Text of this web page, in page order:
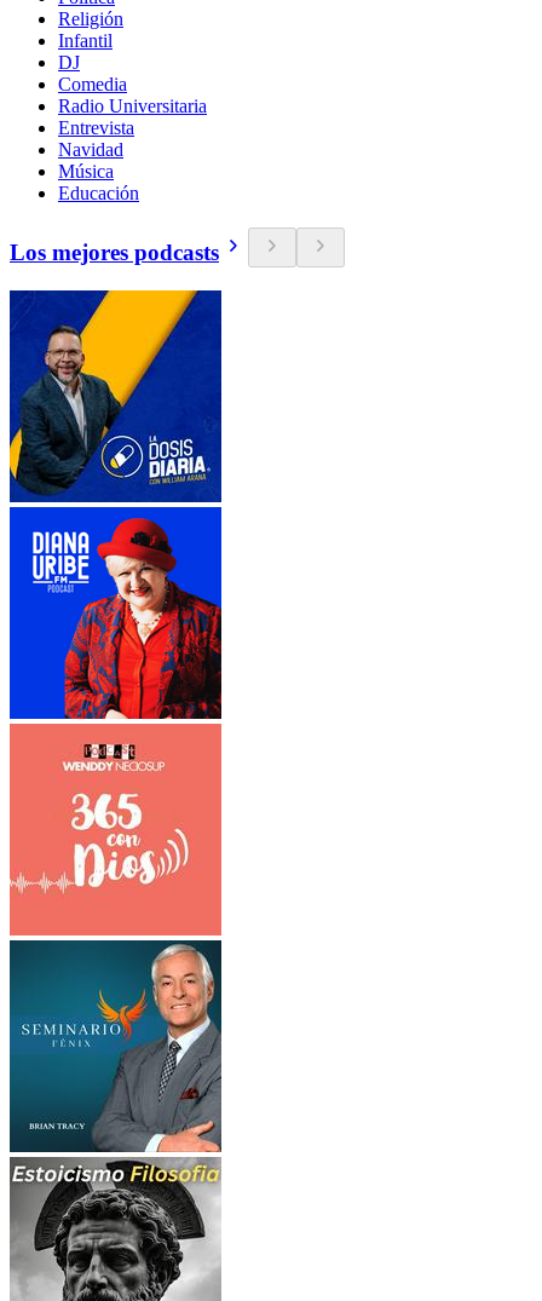
Religión
Infantil
DJ
Comedia
Radio Universitaria
Entrevista
Navidad
Música
Educación
Los mejores podcasts